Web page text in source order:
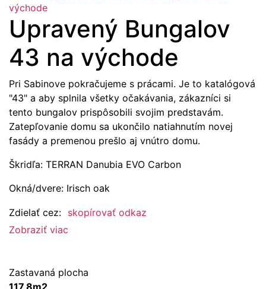
východe
Upravený Bungalov
43 na východe
Pri Sabinove pokračujeme s prácami. Je to katalógová
"43" a aby splnila všetky očakávania, zákazníci si
tento bungalov prispôsobili svojim predstavám.
Zatepľovanie domu sa ukončilo natiahnutím novej
fasády a premenou prešlo aj vnútro domu.
Škridľa: TERRAN Danubia EVO Carbon
Okná/dvere: Irisch oak
Zdielať cez: skopírovať odkaz
Zobraziť viac
Zastavaná plocha
117,8m2